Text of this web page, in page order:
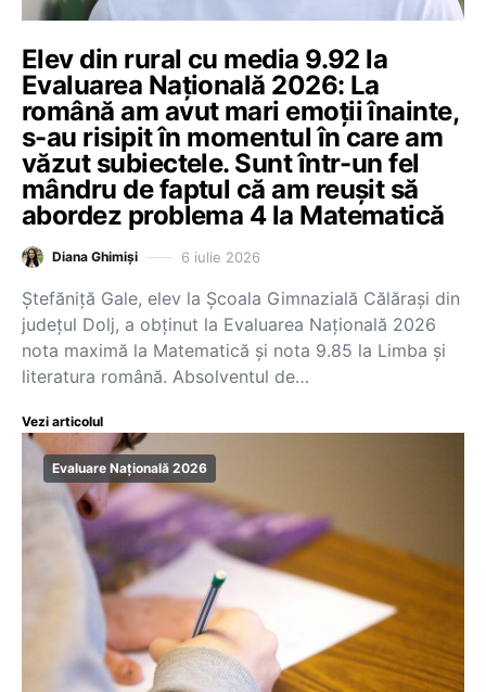
Elev din rural cu media 9.92 la
Evaluarea Națională 2026: La
română am avut mari emoții înainte,
s-au risipit în momentul în care am
văzut subiectele. Sunt într-un fel
mândru de faptul că am reușit să
abordez problema 4 la Matematică
Diana Ghimiși 6 iulie 2026
Ştefăniţă Gale, elev la Școala Gimnazială Călărași din
județul Dolj, a obținut la Evaluarea Națională 2026
nota maximă la Matematică și nota 9.85 la Limba și
literatura română. Absolventul de…
Vezi articolul
Evaluare Națională 2026